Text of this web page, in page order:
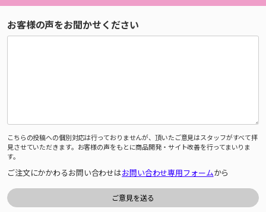
お客様の声をお聞かせください
こちらの投稿への個別対応は行っておりませんが、頂いたご意見はスタッフがすべて拝
見させていただきます。お客様の声をもとに商品開発・サイト改善を行ってまいりま
す。
ご注文にかかわるお問い合わせはお問い合わせ専用フォームから